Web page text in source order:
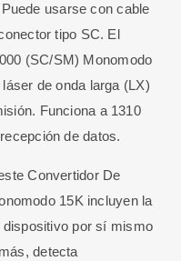
usarse con cable
tipo SC. El
(SC/SM) Monomodo
de onda larga (LX)
Funciona a 1310
de datos.
Convertidor De
15K incluyen la
por sí mismo
detecta